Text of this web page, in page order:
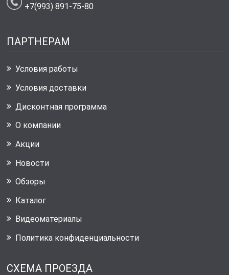
+7(993) 891-75-80
ПАРТНЕРАМ
Условия работы
Условия доставки
Дисконтная программа
О компании
Акции
Новости
Обзоры
Каталог
Видеоматериалы
Политика конфиденциальности
СХЕМА ПРОЕЗДА